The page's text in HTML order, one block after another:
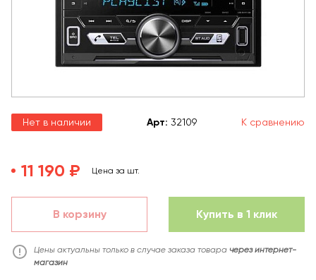
Нет в наличии Арт: 32109 К сравнению
11 190 ₽ Цена за шт.
В корзину Купить в 1 клик
Цены актуальны только в случае заказа товара через интернет-
магазин